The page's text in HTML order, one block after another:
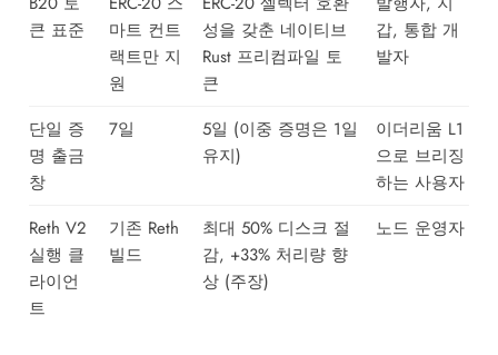
큰 표준
마트 컨트
랙트만 지
원
성을 갖춘 네이티브
Rust 프리컴파일 토
큰
갑, 통합 개
발자
단일 증
명 출금
창
7일
5일 (이중 증명은 1일
유지)
이더리움 L1
으로 브리징
하는 사용자
Reth V2
실행 클
라이언
트
기존 Reth
빌드
최대 50% 디스크 절
감, +33% 처리량 향
상 (주장)
노드 운영자